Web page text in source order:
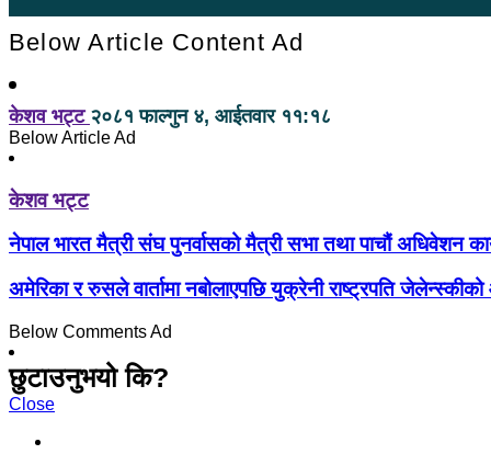
Below Article Content Ad
केशव भट्ट २०८१ फाल्गुन ४, आईतवार ११:१८
Below Article Ad
केशव भट्ट
नेपाल भारत मैत्री संघ पुनर्वासको मैत्री सभा तथा पाचौं अधिवेशन
अमेरिका र रुसले वार्तामा नबोलाएपछि युक्रेनी राष्ट्रपति जेलेन्स्कीको
Below Comments Ad
छुटाउनुभयो कि?
Close